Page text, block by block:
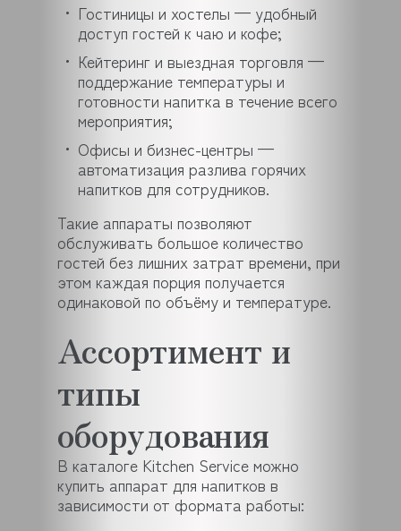
Гостиницы и хостелы — удобный
доступ гостей к чаю и кофе;
Кейтеринг и выездная торговля —
поддержание температуры и
готовности напитка в течение всего
мероприятия;
Офисы и бизнес-центры —
автоматизация разлива горячих
напитков для сотрудников.
Такие аппараты позволяют
обслуживать большое количество
гостей без лишних затрат времени, при
этом каждая порция получается
одинаковой по объёму и температуре.
Ассортимент и
типы
оборудования
В каталоге Kitchen Service можно
купить аппарат для напитков в
зависимости от формата работы: